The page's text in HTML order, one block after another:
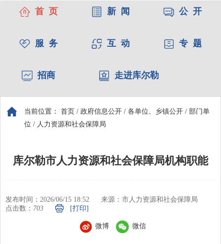
首 页 新 闻 公 开
服 务 互 动 专 题
招商 走进库尔勒
当前位置： 首页 / 政府信息公开 / 各单位、乡镇公开 / 部门单
位 / 人力资源和社会保障局
库尔勒市人力资源和社会保障局机构职能
发布时间：2026/06/15 18:52
来源：市人力资源和社会保障局
点击数： 703 [打印]
微博 微信